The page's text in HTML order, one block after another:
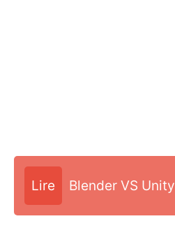
Lire Blender VS Unity